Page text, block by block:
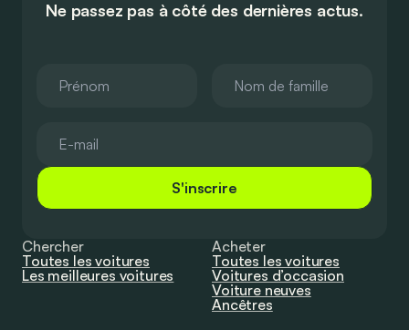
Ne passez pas à côté des dernières actus.
S'inscrire
Chercher
Toutes les voitures
Les meilleures voitures
Acheter
Toutes les voitures
Voitures d’occasion
Voiture neuves
Ancêtres